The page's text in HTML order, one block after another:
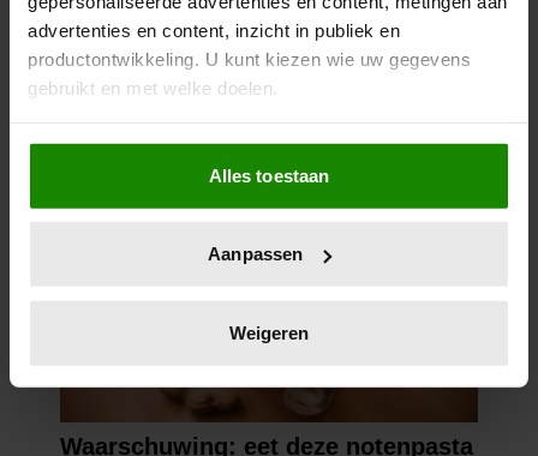
advertenties en content, inzicht in publiek en
productontwikkeling. U kunt kiezen wie uw gegevens
gebruikt en met welke doelen.
Als u het toestaat, willen we ook graag:
Informatie verzamelen over uw geografische
locatie, die tot een paar meter nauwkeurig kan zijn
scannen op specifieke eigenschappen (fingerprinting)
verwerkt en stel uw voorkeuren in het
intrekken in de Cookieverklaring.
We gebruiken cookies om content en advertenties te
Alles toestaan
Aanpassen
Weigeren